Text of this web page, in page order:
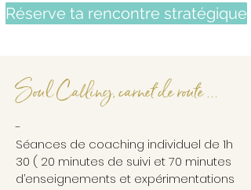
Réserve ta rencontre stratégique
Soul Calling, carnet de route ...
-
Séances de coaching individuel de 1h
30 ( 20 minutes de suivi et 70 minutes
d’enseignements et expérimentations